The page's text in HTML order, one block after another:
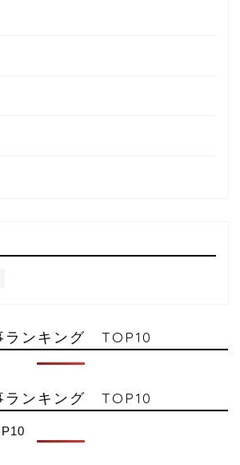
ランキング TOP10
ランキング TOP10